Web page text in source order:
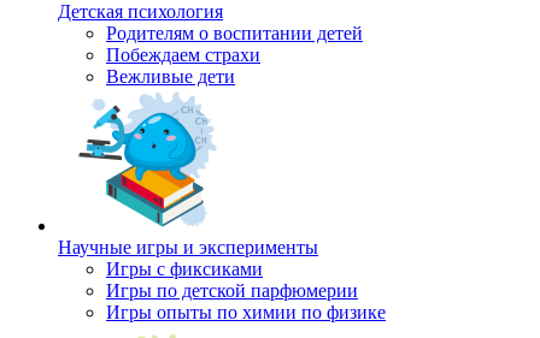
Детская психология
Родителям о воспитании детей
Побеждаем страхи
Вежливые дети
Научные игры и эксперименты
Игры с фиксиками
Игры по детской парфюмерии
Игры опыты по химии по физике